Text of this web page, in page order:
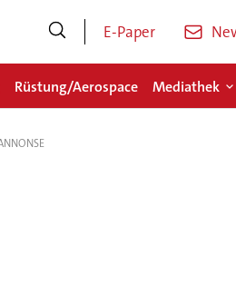
E-Paper
Rüstung/Aerospace Mediathek